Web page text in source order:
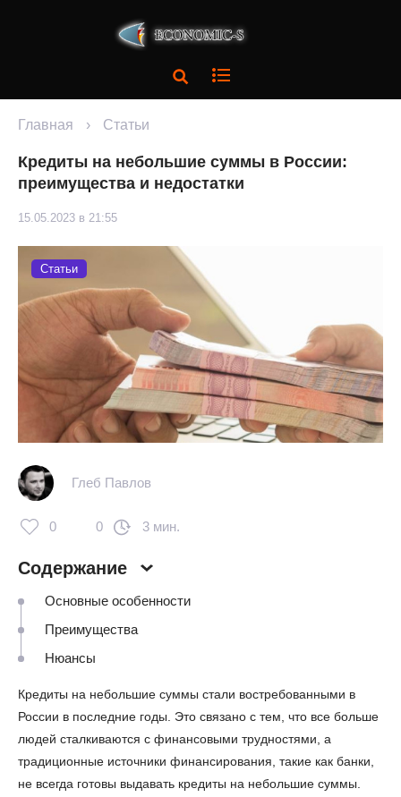
Главная › Статьи
Кредиты на небольшие суммы в России:
преимущества и недостатки
15.05.2023 в 21:55
Статьи
Глеб Павлов
0 0 3 мин.
Содержание
Основные особенности
Преимущества
Нюансы
Кредиты на небольшие суммы стали востребованными в
России в последние годы. Это связано с тем, что все больше
людей сталкиваются с финансовыми трудностями, а
традиционные источники финансирования, такие как банки,
не всегда готовы выдавать кредиты на небольшие суммы.